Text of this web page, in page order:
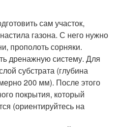
сам участок,
газона. С него нужно
прополоть сорняки.
дренажную систему. Для
субстрата (глубина
200 мм). После этого
покрытия, который
(ориентируйтесь на